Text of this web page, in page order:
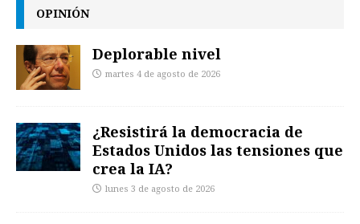
OPINIÓN
Deplorable nivel
martes 4 de agosto de 2026
¿Resistirá la democracia de
Estados Unidos las tensiones que
crea la IA?
lunes 3 de agosto de 2026